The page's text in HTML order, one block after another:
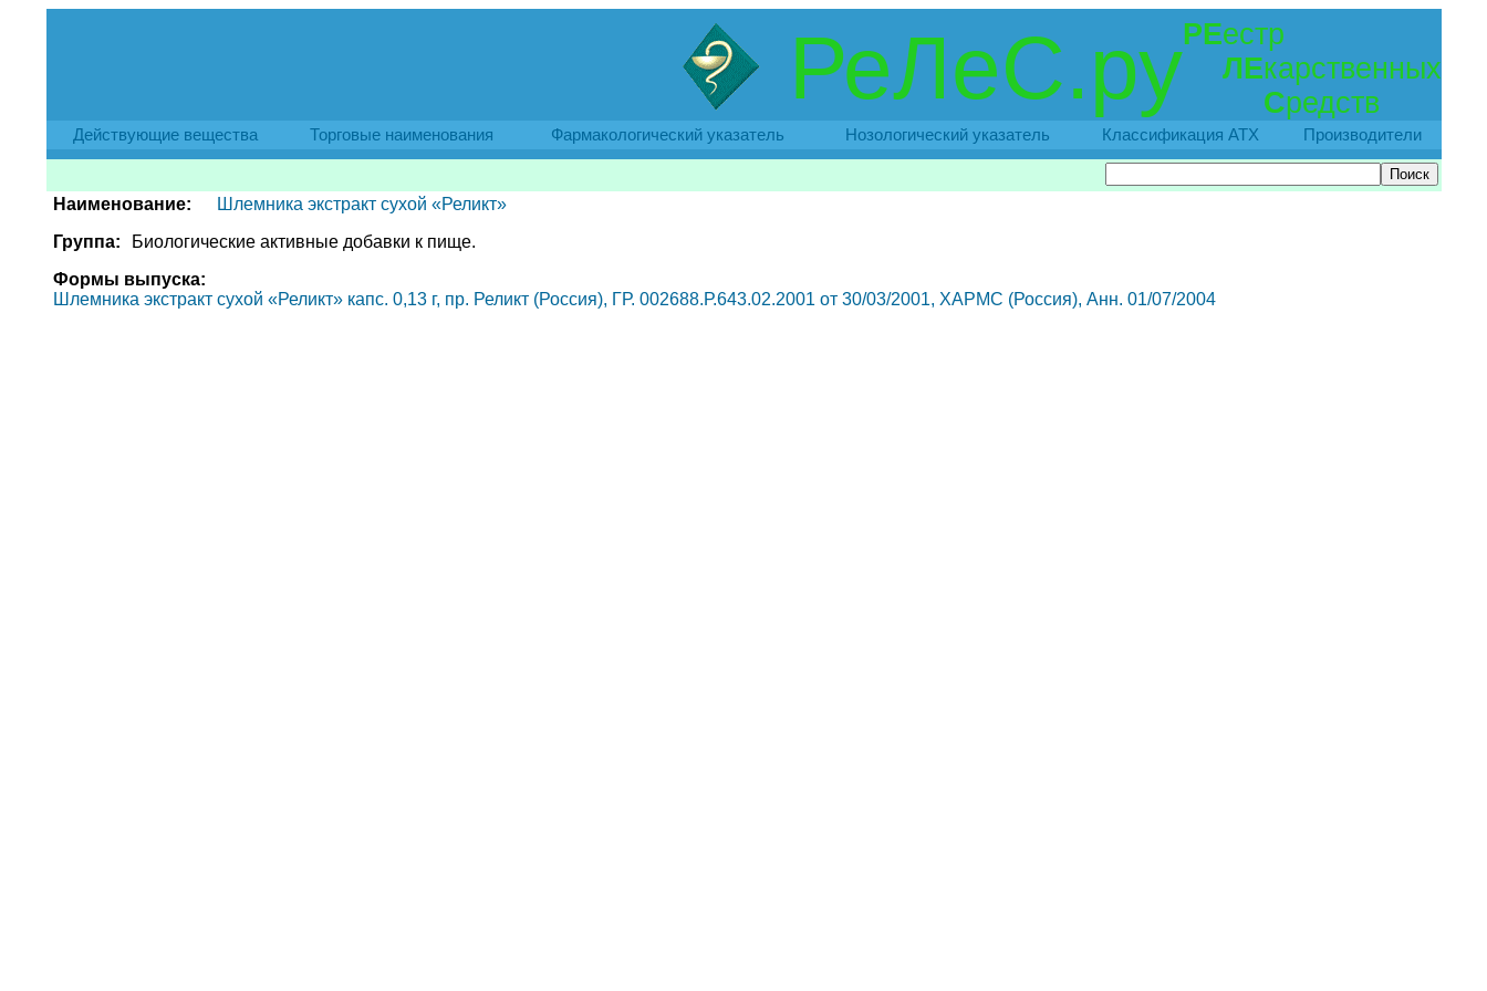
РеЛеС.руРЕестр
ЛЕкарственных
Средств
Действующие вещества Торговые наименования Фармакологический указатель Нозологический указатель Классификация АТХ Производители
Наименование:
Шлемника экстракт сухой «Реликт»
Группа:
Биологические активные добавки к пище.
Формы выпуска:
Шлемника экстракт сухой «Реликт» капс. 0,13 г, пр. Реликт (Россия), ГР. 002688.Р.643.02.2001 от 30/03/2001, ХАРМС (Россия), Анн. 01/07/2004